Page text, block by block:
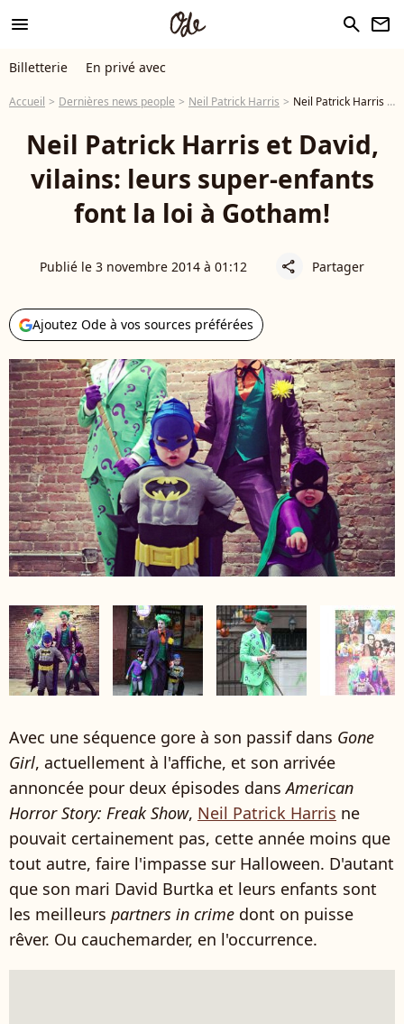
menu search newsletter
Billetterie En privé avec
Accueil Dernières news people Neil Patrick Harris Neil Patrick Harris et David, vilains: leurs super-enfants font la loi à Gotham!
Neil Patrick Harris et David,
vilains: leurs super-enfants
font la loi à Gotham!
Publié le 3 novembre 2014 à 01:12 share Partager
Ajoutez Ode à vos sources préférées
Avec une séquence gore à son passif dans Gone
Girl, actuellement à l'affiche, et son arrivée
annoncée pour deux épisodes dansAmerican
Horror Story: Freak Show, Neil Patrick Harris ne
pouvait certainement pas, cette année moins que
tout autre, faire l'impasse sur Halloween. D'autant
que son mari David Burtka et leurs enfants sont
les meilleurs partners in crime dont on puisse
rêver. Ou cauchemarder, en l'occurrence.